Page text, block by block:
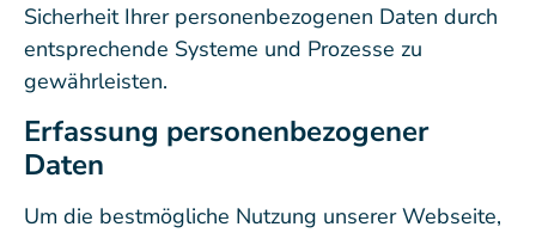
Sicherheit Ihrer personenbezogenen Daten durch
entsprechende Systeme und Prozesse zu
gewährleisten.
Erfassung personenbezogener
Daten
Um die bestmögliche Nutzung unserer Webseite,